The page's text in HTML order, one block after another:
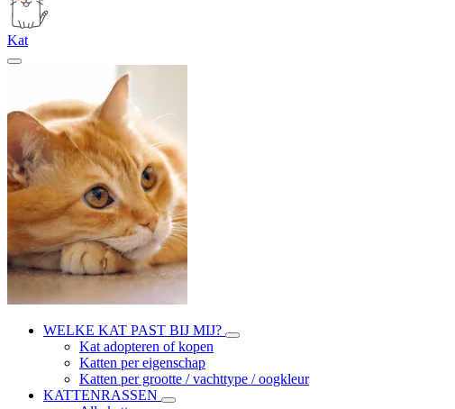
Kat
WELKE KAT PAST BIJ MIJ?
Kat adopteren of kopen
Katten per eigenschap
Katten per grootte / vachttype / oogkleur
KATTENRASSEN